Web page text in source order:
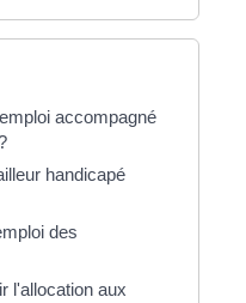
accompagné
handicapé
des
l'allocation aux